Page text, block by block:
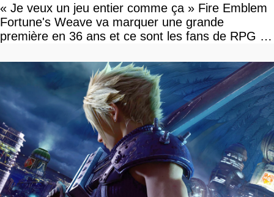
« Je veux un jeu entier comme ça » Fire Emblem
Fortune's Weave va marquer une grande
première en 36 ans et ce sont les fans de RPG en